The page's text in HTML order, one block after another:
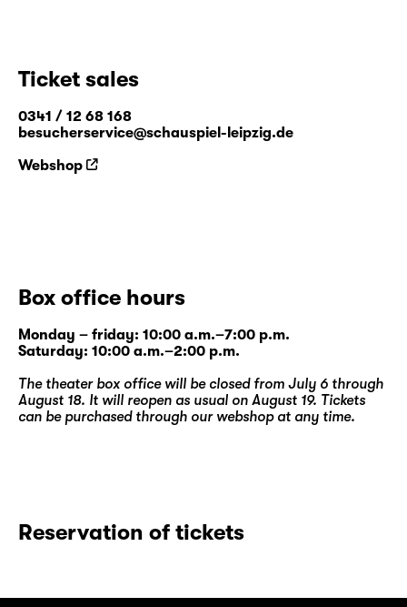
Ticket sales
0341 / 12 68 168
besucherservice@schauspiel-leipzig.de
Webshop
Box office hours
Monday – friday: 10:00 a.m.–7:00 p.m.
Saturday: 10:00 a.m.–2:00 p.m.
The theater box office will be closed from July 6 through
August 18. It will reopen as usual on August 19. Tickets
can be purchased through our webshopat any time.
Reservation of tickets